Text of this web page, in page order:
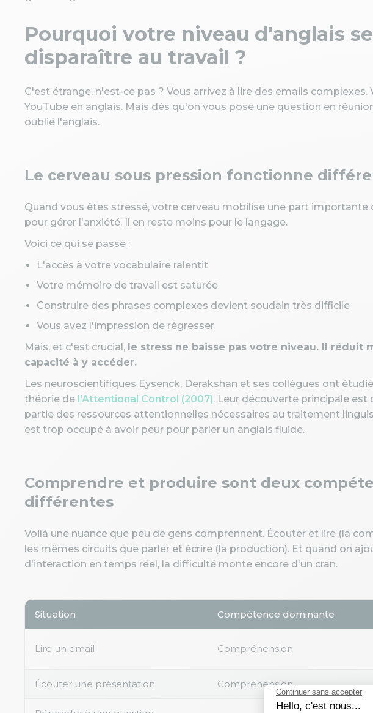
Pourquoi votre niveau d'anglais
disparaître au travail ?
C'est étrange, n'est-ce pas ? Vous arrivez à lire des emails
YouTube en anglais. Mais dès qu'on vous pose une question en
oublié l'anglais.
Le cerveau sous pression fonctionne
Quand vous êtes stressé, votre cerveau mobilise une part importante
pour gérer l'anxiété. Il en reste moins pour le langage.
Voici ce qui se passe :
L'accès à votre vocabulaire ralentit
Votre mémoire de travail est saturée
Construire des phrases complexes devient soudain très difficile
Vous avez l'impression de régresser
Mais, et c'est crucial, le stress ne baisse pas votre niveau. Il réduit
capacité à y accéder.
Les neuroscientifiques Eysenck, Derakshan et ses collègues ont
théorie de l'Attentional Control (2007). Leur découverte principale est
partie des ressources attentionnelles nécessaires au traitement
est trop occupé à avoir peur pour parler un anglais fluide.
Comprendre et produire sont deux
différentes
Voilà une nuance que peu de gens comprennent. Écouter et lire (la
les mêmes circuits que parler et écrire (la production). Et quand on
d'interaction en temps réel, la difficulté monte encore d'un cran.
Situation Compétence dominante
Lire un email Compréhension
Écouter une présentation Compréhension